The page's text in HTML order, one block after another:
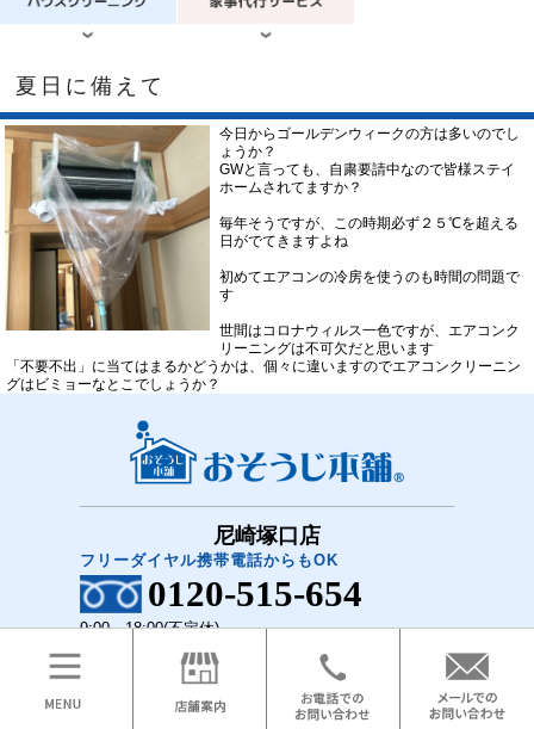
夏日に備えて
今日からゴールデンウィークの方は多いのでし
ょうか？
GWと言っても、自粛要請中なので皆様ステイ
ホームされてますか？
毎年そうですが、この時期必ず２５℃を超える
日がでてきますよね
初めてエアコンの冷房を使うのも時間の問題で
す
世間はコロナウィルス一色ですが、エアコンク
リーニングは不可欠だと思います
「不要不出」に当てはまるかどうかは、個々に違いますのでエアコンクリーニン
グはビミョーなとこでしょうか？
尼崎塚口店
フリーダイヤル携帯電話からもOK
0120-515-654
9:00～18:00(不定休)
COPYRIGHT(C)2018 おそうじ本舗 尼崎塚口店 All Rights Reserved.
お問い合わせ